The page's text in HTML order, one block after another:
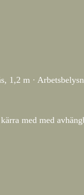
1,2 m ·
med med